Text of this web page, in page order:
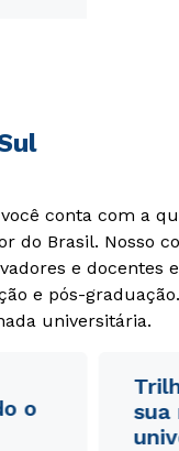
conta com a
do Brasil. Nosso
e
e pós-
universitária.
o
sua